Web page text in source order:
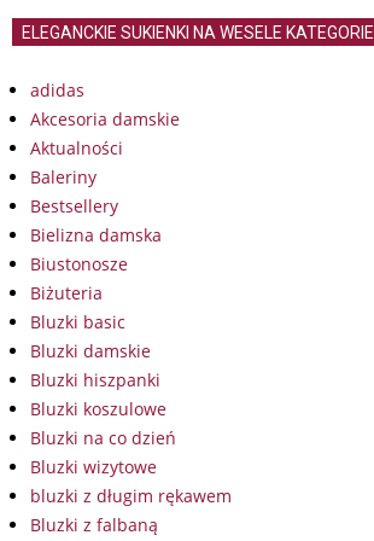
ELEGANCKIE SUKIENKI NA WESELE KATEGORIE
adidas
Akcesoria damskie
Aktualności
Baleriny
Bestsellery
Bielizna damska
Biustonosze
Biżuteria
Bluzki basic
Bluzki damskie
Bluzki hiszpanki
Bluzki koszulowe
Bluzki na co dzień
Bluzki wizytowe
bluzki z długim rękawem
Bluzki z falbaną